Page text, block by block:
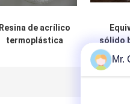
Resina de acrílico
termoplástica
sólido
la
acrílico
Mr.